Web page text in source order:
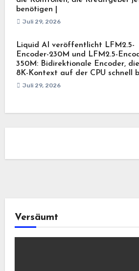
benötigen |
Juli 29, 2026
Liquid AI veröffentlicht LFM2.5-
Encoder-230M und LFM2.5-
350M: Bidirektionale Encoder,
8K-Kontext auf der CPU schnell
Juli 29, 2026
Versäumt